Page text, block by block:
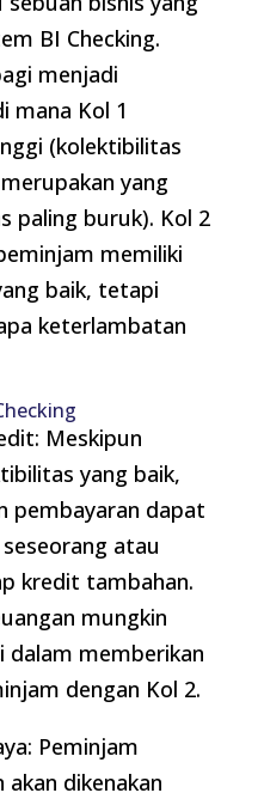
BI Checking.
menjadi
mana Kol 1
(kolektibilitas
yang
paling buruk). Kol 2
memiliki
baik, tetapi
keterlambatan
Meskipun
yang baik,
pembayaran dapat
atau
kredit tambahan.
mungkin
dalam memberikan
dengan Kol 2.
Peminjam
dikenakan